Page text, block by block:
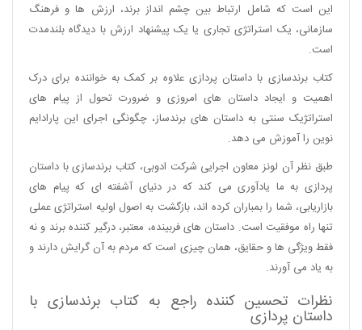
این است که شامل ارتباط بین چشم انداز برند، ارزش ها و فرهنگ
سازمانی، یک استراتژی تجاری یا یک پیشنهاد ارزش با دیدگاه بلندمدت
است.
کتاب برندسازی با داستان پردازی علاوه بر کمک به خواننده برای درک
اهمیت و ایجاد داستان های امروزی و ضرورت تحول از پیام های
استراتژیک سنتی به داستان های برندساز، چگونگی اجرای این پارادایم
نوین را آموزش می دهد.
طبق نظر آن لونز معاون اجرایی شرکت ادوبی، کتاب برندسازی با داستان
پردازی به ما یادآوری می کند که در دنیای آشفته ای که پیام های
بازاریابی، شما را بمباران کرده اند، بازگشت به اصول اولیه استراتژی عملی
تنها راه موفقیت است. داستان های فربینده، معتبر، درگیر کننده برند و نه
فقط ویژگی ها و حقایق، همان چیزی است که مردم به آن گرایش دارند و
به یاد می آورند.
نظرات تحسین کننده راجع به کتاب برندسازی با
داستان پردازی